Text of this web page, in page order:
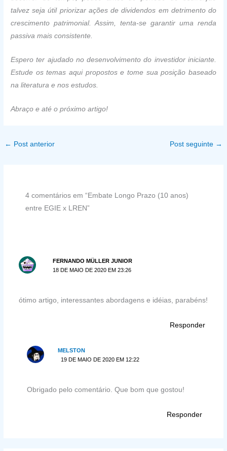
talvez seja útil priorizar ações de dividendos em detrimento do
crescimento patrimonial. Assim, tenta-se garantir uma renda
passiva mais consistente.
Espero ter ajudado no desenvolvimento do investidor iniciante.
Estude os temas aqui propostos e tome sua posição baseado
na literatura e nos estudos.
Abraço e até o próximo artigo!
← Post anterior Post seguinte →
4 comentários em “Embate Longo Prazo (10 anos)
entre EGIE x LREN”
FERNANDO MÜLLER JUNIOR
18 DE MAIO DE 2020 EM 23:26
ótimo artigo, interessantes abordagens e idéias, parabéns!
Responder
MELSTON
19 DE MAIO DE 2020 EM 12:22
Obrigado pelo comentário. Que bom que gostou!
Responder